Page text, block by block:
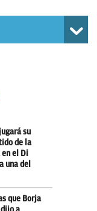
su
de la
el Di
una del
que Borja